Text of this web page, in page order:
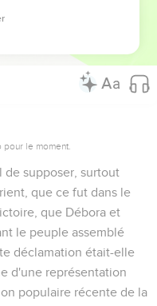
le moment.
de supposer, surtout
que ce fut dans le
que Débora et
le peuple assemblé
déclamation était-elle
d'une représentation
populaire récente de la